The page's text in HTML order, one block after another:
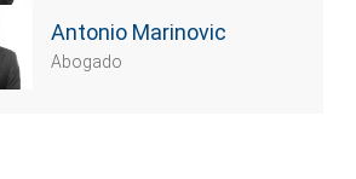
Antonio Marinovic
Abogado